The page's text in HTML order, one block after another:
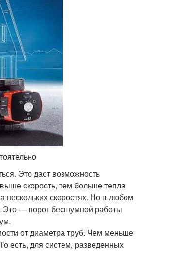
Это даст возможность
скорость, тем больше тепла
нескольких скоростях. Но в любом
Это — порог бесшумной работы
от диаметра труб. Чем меньше
есть, для систем, разведенных